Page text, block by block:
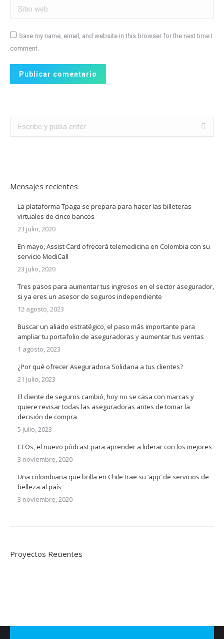
Sitio web
Save my name, email, and website in this browser for the next time I
comment.
Publicar comentario
Buscar:
Mensajes recientes
La plataforma Tpaga se prepara para hacer las billeteras
virtuales de cinco bancos
23 julio, 2020
En mayo, Assist Card ofrecerá telemedicina en Colombia con su
servicio MediCall
23 julio, 2020
Tres pasos para aumentar tus ingresos en el sector asegurador,
si ya eres un asesor de seguros independiente
12 agosto, 2023
Buscar un aliado estratégico, el paso más importante para
ampliar tu portafolio de aseguradoras y aumentar tus ventas
1 agosto, 2023
¿Por qué ofrecer Aseguradora Solidaria a tus clientes?
21 julio, 2023
El cliente de seguros cambió, hoy no se casa con marcas y
quiere revisar todas las aseguradoras antes de tomar la
decisión de compra
5 julio, 2023
CEOs, el nuevo pódcast para aprender a liderar con los mejores
3 noviembre, 2020
Una colombiana que brilla en Chile trae su ‘app’ de servicios de
belleza al país
3 noviembre, 2020
Proyectos Recientes